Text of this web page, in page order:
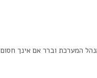
המערכת וברר אם אינך חסום